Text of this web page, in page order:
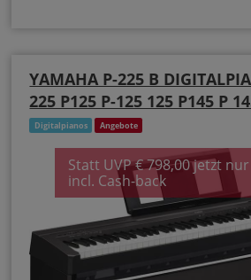
YAMAHA P-225 B
225 P125 P-125 125 P145 P
Digitalpianos Angebote
Statt UVP € 798,00 jetzt
incl. Cash-back